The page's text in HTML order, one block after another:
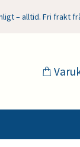
– alltid. Fri frakt